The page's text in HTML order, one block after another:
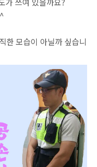
한 모습이 아닐까 싶습니